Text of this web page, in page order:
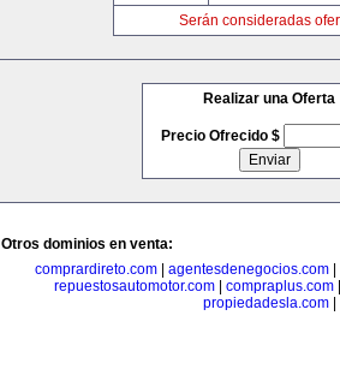
Serán consideradas
Realizar una Oferta
Precio Ofrecido $
Otros dominios en venta:
comprardireto.com| agentesdenegocios.com|
repuestosautomotor.com
compraplus.com
propiedadesla.com|